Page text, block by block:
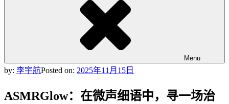
Menu
by: 李宇航Posted on: 2025年11月15日
ASMRGlow：在微声细语中，寻一场治